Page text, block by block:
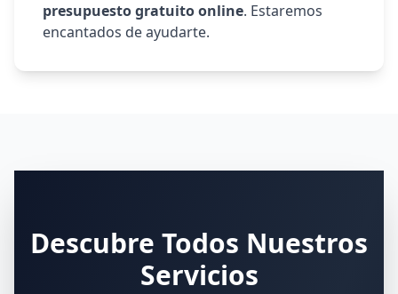
presupuesto gratuito online. Estaremos
encantados de ayudarte.
Descubre Todos Nuestros
Servicios